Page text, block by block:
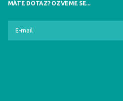
MÁTE DOTAZ? OZVEME SE...